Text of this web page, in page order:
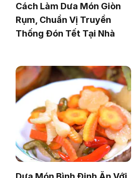
Cách Làm Dưa Món Giòn
Rụm, Chuẩn Vị Truyền
Thống Đón Tết Tại Nhà